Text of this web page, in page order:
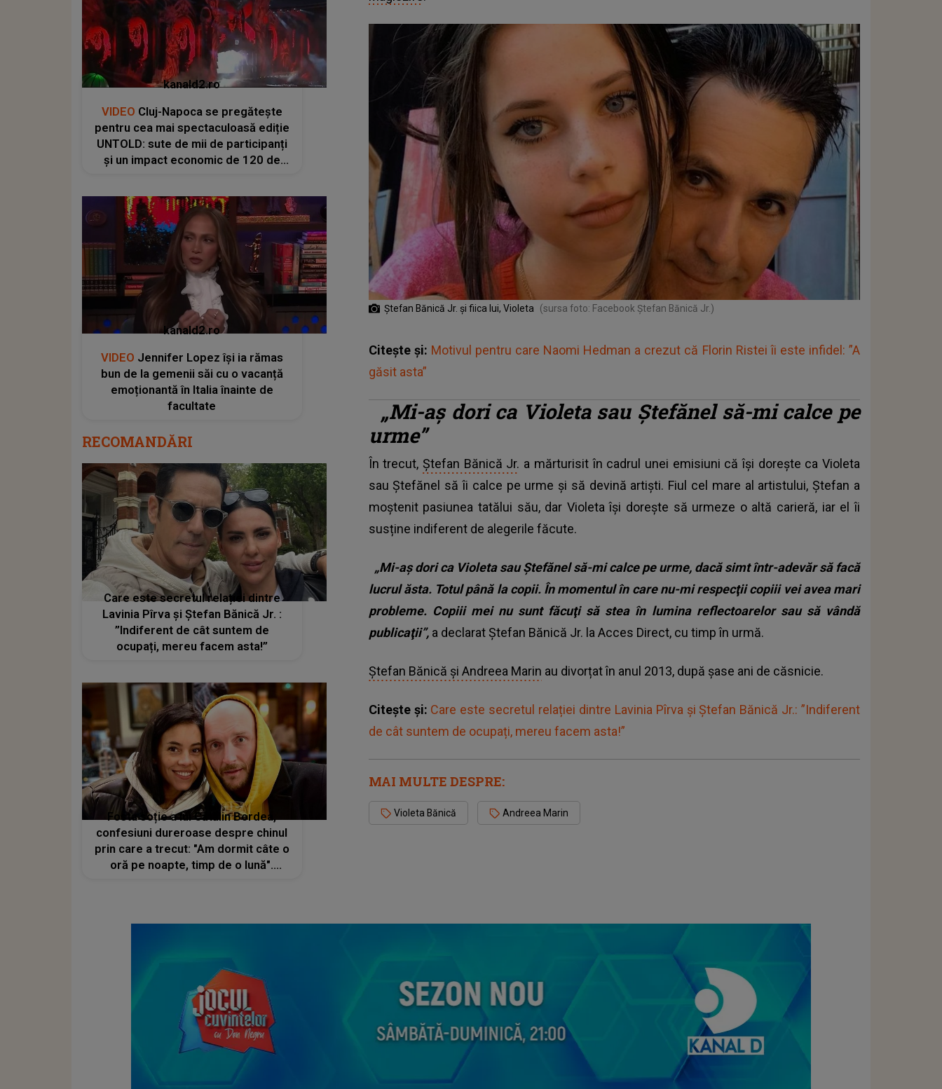
Ștefan Bănică Jr. și fiica lui, Violeta (sursa foto: Facebook Ștefan Bănică Jr.)
Citește și: Motivul pentru care Naomi Hedman a crezut că Florin Ristei îi este infidel: ”A
găsit asta”
„Mi-aş dori ca Violeta sau Ştefănel să-mi calce pe
urme”
În trecut, Ștefan Bănică Jr. a mărturisit în cadrul unei emisiuni că își dorește ca Violeta
sau Ştefănel să îi calce pe urme și să devină artiști. Fiul cel mare al artistului, Ștefan a
moștenit pasiunea tatălui său, dar Violeta își dorește să urmeze o altă carieră, iar el îi
susține indiferent de alegerile făcute.
„Mi-aş dori ca Violeta sau Ştefănel să-mi calce pe urme, dacă simt într-adevăr să facă
lucrul ăsta. Totul până la copii. În momentul în care nu-mi respecţii copiii vei avea mari
probleme. Copiii mei nu sunt făcuţi să stea în lumina reflectoarelor sau să vândă
publicaţii”, a declarat Ștefan Bănică Jr. la Acces Direct, cu timp în urmă.
Ștefan Bănică și Andreea Marin au divorțat în anul 2013, după șase ani de căsnicie.
Citește și: Care este secretul relației dintre Lavinia Pîrva și Ștefan Bănică Jr.: ”Indiferent
de cât suntem de ocupați, mereu facem asta!”
MAI MULTE DESPRE:
Violeta Bănică Andreea Marin
kanald2.ro
VIDEO Cluj-Napoca se pregătește
pentru cea mai spectaculoasă ediție
UNTOLD: sute de mii de participanți
și un impact economic de 120 de
kanald2.ro
VIDEO Jennifer Lopez își ia rămas
bun de la gemenii săi cu o vacanță
emoționantă în Italia înainte de
facultate
RECOMANDĂRI
Care este secretul relației dintre
Lavinia Pîrva și Ștefan Bănică Jr. :
”Indiferent de cât suntem de
ocupați, mereu facem asta!”
Fosta soție a lui Cătălin Bordea,
confesiuni dureroase despre chinul
prin care a trecut: "Am dormit câte o
oră pe noapte, timp de o lună".